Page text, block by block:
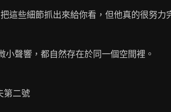
這些細節抓出來給你看，但他真的很努
聲響，都自然存在於同一個空間裡。
第二號